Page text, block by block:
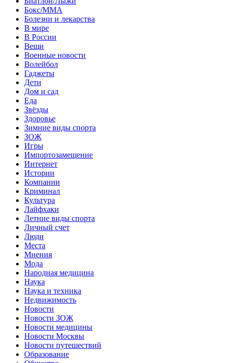
Бокс/MMA
Болезни и лекарства
В мире
В России
Вещи
Военные новости
Волейбол
Гаджеты
Дети
Дом и сад
Еда
Звёзды
Здоровье
Зимние виды спорта
ЗОЖ
Игры
Импортозамещение
Интернет
Истории
Компании
Криминал
Культура
Лайфхаки
Летние виды спорта
Личный счет
Люди
Места
Мнения
Мода
Народная медицина
Наука
Наука и техника
Недвижимость
Новости
Новости ЗОЖ
Новости медицины
Новости Москвы
Новости путешествий
Образование